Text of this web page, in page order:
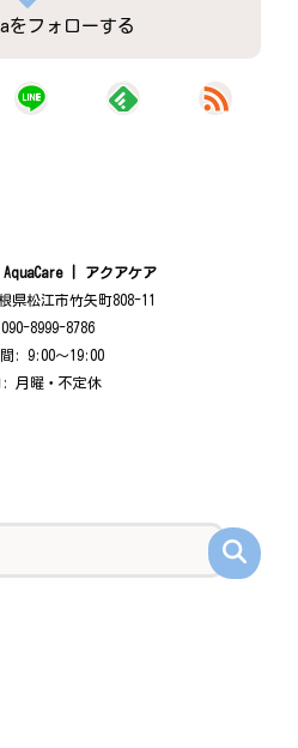
をフォローする
AquaCare | アクアケア
県松江市竹矢町808-11
8999-8786
: 9:00〜19:00
: 月曜・不定休